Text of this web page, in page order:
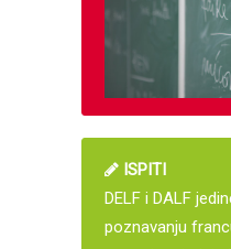
ISPITI
DELF i DALF
poznavanju